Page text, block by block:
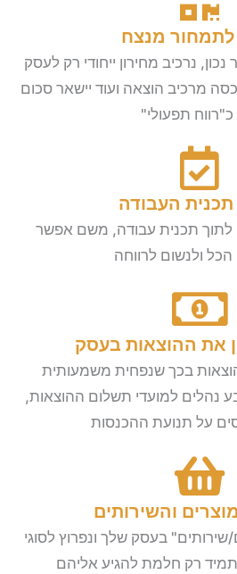
לתמחור מנצח
נרכיב מחירון ייחודי רק לעסק
מרכיב הוצאה ועוד יישאר סכום
כ"רווח תפעולי"
תכנית העבודה
לתוך תכנית עבודה, משם אפשר
ולנשום לרווחה
את ההוצאות בעסק
בכך שנפחית משמעותית
נהלים למועדי תשלום ההוצאות,
על תנועת ההכנסות
והשירותים
בעסק שלך ונפרוץ לסוגי
רק חלמת להגיע אליהם